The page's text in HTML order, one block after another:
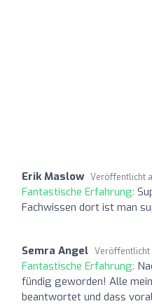
Erik Maslow Veröffentlicht
Fantastische Erfahrung:
Fachwissen dort ist man
Semra Angel Veröffentlicht
Fantastische Erfahrung:
fündig geworden! Alle
beantwortet und dass